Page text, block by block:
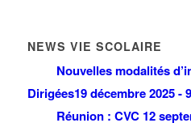
NEWS VIE SCOLAIRE
Nouvelles modalités
Dirigées19 décembre 2025 -
Réunion : CVC 12